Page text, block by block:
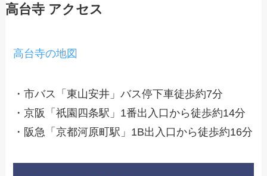
高台寺 アクセス
高台寺の地図
・市バス「東山安井」バス停下車徒歩約7分
・京阪「祇園四条駅」1番出入口から徒歩約14分
・阪急「京都河原町駅」1B出入口から徒歩約16分